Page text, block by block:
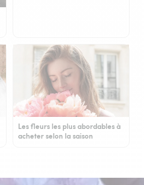
Les fleurs les plus abordables à
acheter selon la saison